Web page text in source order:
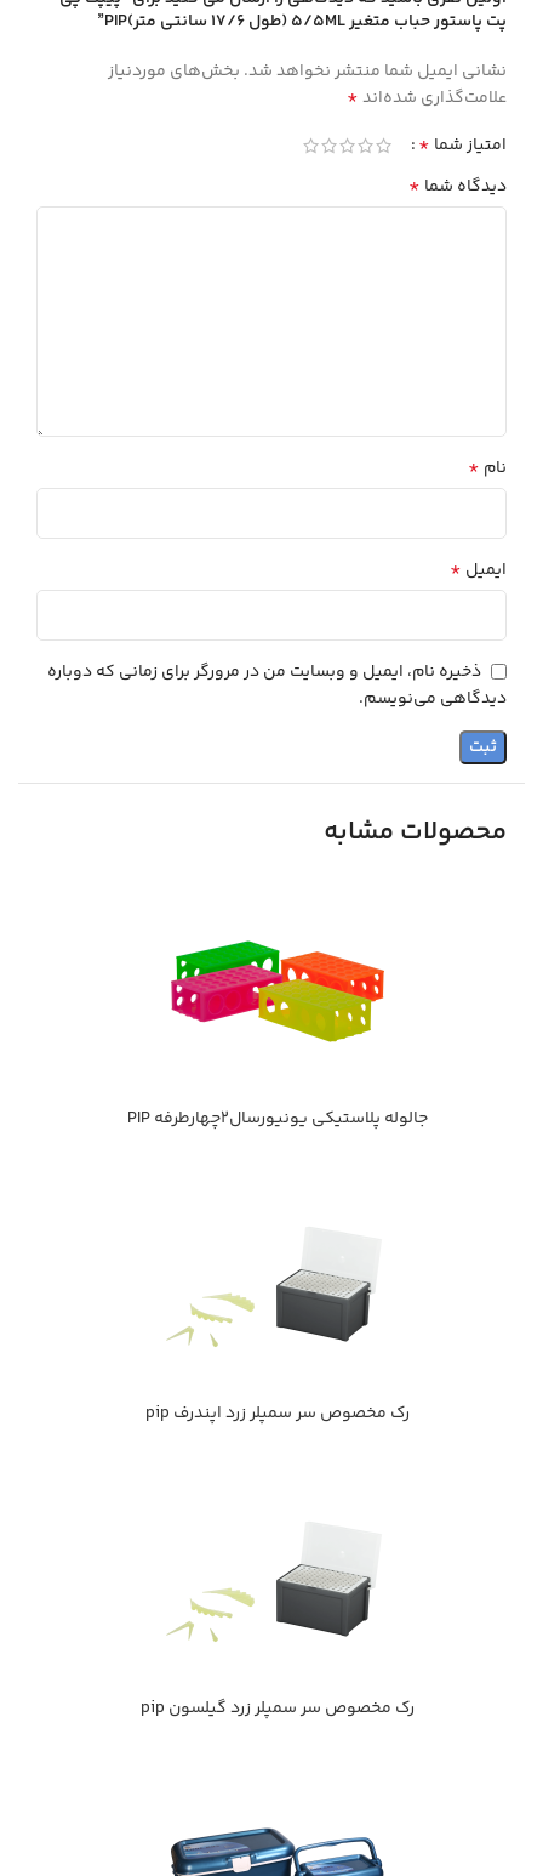
پت پاستور حباب متغير 5/5ML (طول 17/6 سانتي متر)PIP”
نشانی ایمیل شما منتشر نخواهد شد. بخش‌های موردنیاز
علامت‌گذاری شده‌اند*
امتیاز شما *
دیدگاه شما *
نام *
ایمیل *
ذخیره نام، ایمیل و وبسایت من در مرورگر برای زمانی که دوباره
دیدگاهی می‌نویسم.
محصولات مشابه
جالوله پلاستيكي يونيورسال2چهارطرفه PIP
رك مخصوص سر سمپلر زرد اپندرف pip
رك مخصوص سر سمپلر زرد گيلسون pip